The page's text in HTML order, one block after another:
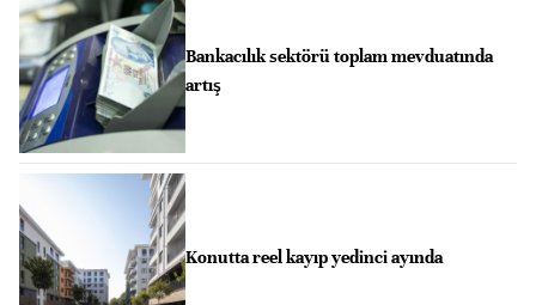
Bankacılık sektörü toplam mevduatında
artış
Konutta reel kayıp yedinci ayında